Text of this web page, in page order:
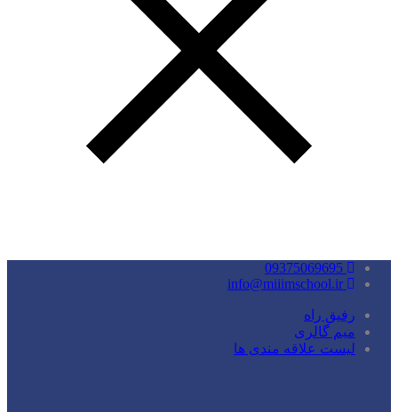
رفیق راه
میم گالری
لیست علاقه مندی ها